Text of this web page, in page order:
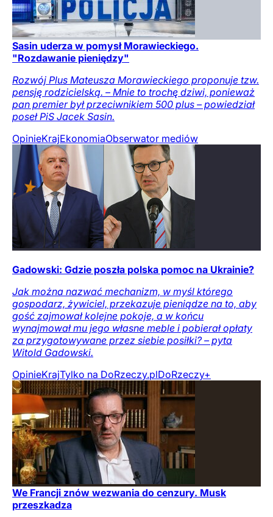
Sasin uderza w pomysł Morawieckiego.
"Rozdawanie pieniędzy"
Rozwój Plus Mateusza Morawieckiego proponuje tzw.
pensję rodzicielską. – Mnie to trochę dziwi, ponieważ
pan premier był przeciwnikiem 500 plus – powiedział
poseł PiS Jacek Sasin.
OpinieKrajEkonomiaObserwator mediów
Gadowski: Gdzie poszła polska pomoc na Ukrainie?
Jak można nazwać mechanizm, w myśl którego
gospodarz, żywiciel, przekazuje pieniądze na to, aby
gość zajmował kolejne pokoje, a w końcu
wynajmował mu jego własne meble i pobierał opłaty
za przygotowywane przez siebie posiłki? – pyta
Witold Gadowski.
OpinieKrajTylko na DoRzeczy.plDoRzeczy+
We Francji znów wezwania do cenzury. Musk
przeszkadza